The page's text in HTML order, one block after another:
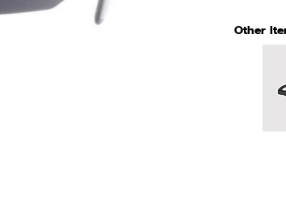
Other